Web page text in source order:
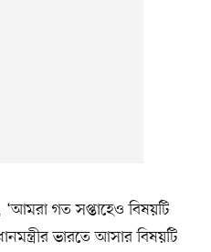
গত সপ্তাহেও বিষয়টি
ভারতে আসার বিষয়টি